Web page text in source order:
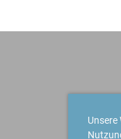
Unsere